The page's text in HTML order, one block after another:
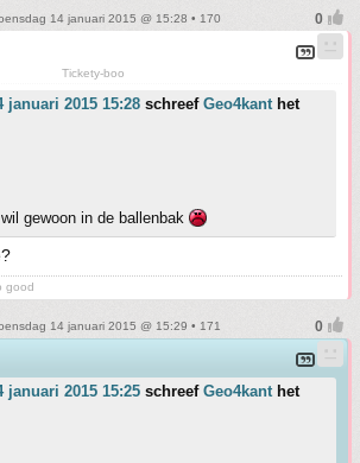
14 januari 2015 @ 15:28 • 170
Tickety-boo
januari 2015 15:28 schreef Geo4kanthet
gewoon in de ballenbak
good
14 januari 2015 @ 15:29 • 171
januari 2015 15:25 schreef Geo4kanthet